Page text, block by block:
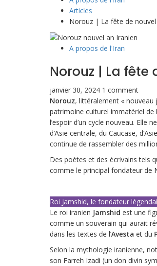
Articles
Norouz | La fête de nouvel
A propos de l'Iran
Norouz | La fête
janvier 30, 2024 1 comment
Norouz, littéralement « nouveau
patrimoine culturel immatériel de
l’espoir d’un cycle nouveau.
d’Asie centrale, du Caucase,
continue de rassembler des
Des poètes et des écrivains tels
comme le principal fondateur de
Roi Jamshid, le fondateur
Le roi iranien Jamshid est une
comme un souverain qui aurait
dans les textes de l’Avesta et du
Selon la mythologie iranienne,
son Farreh Izadi (un don divin